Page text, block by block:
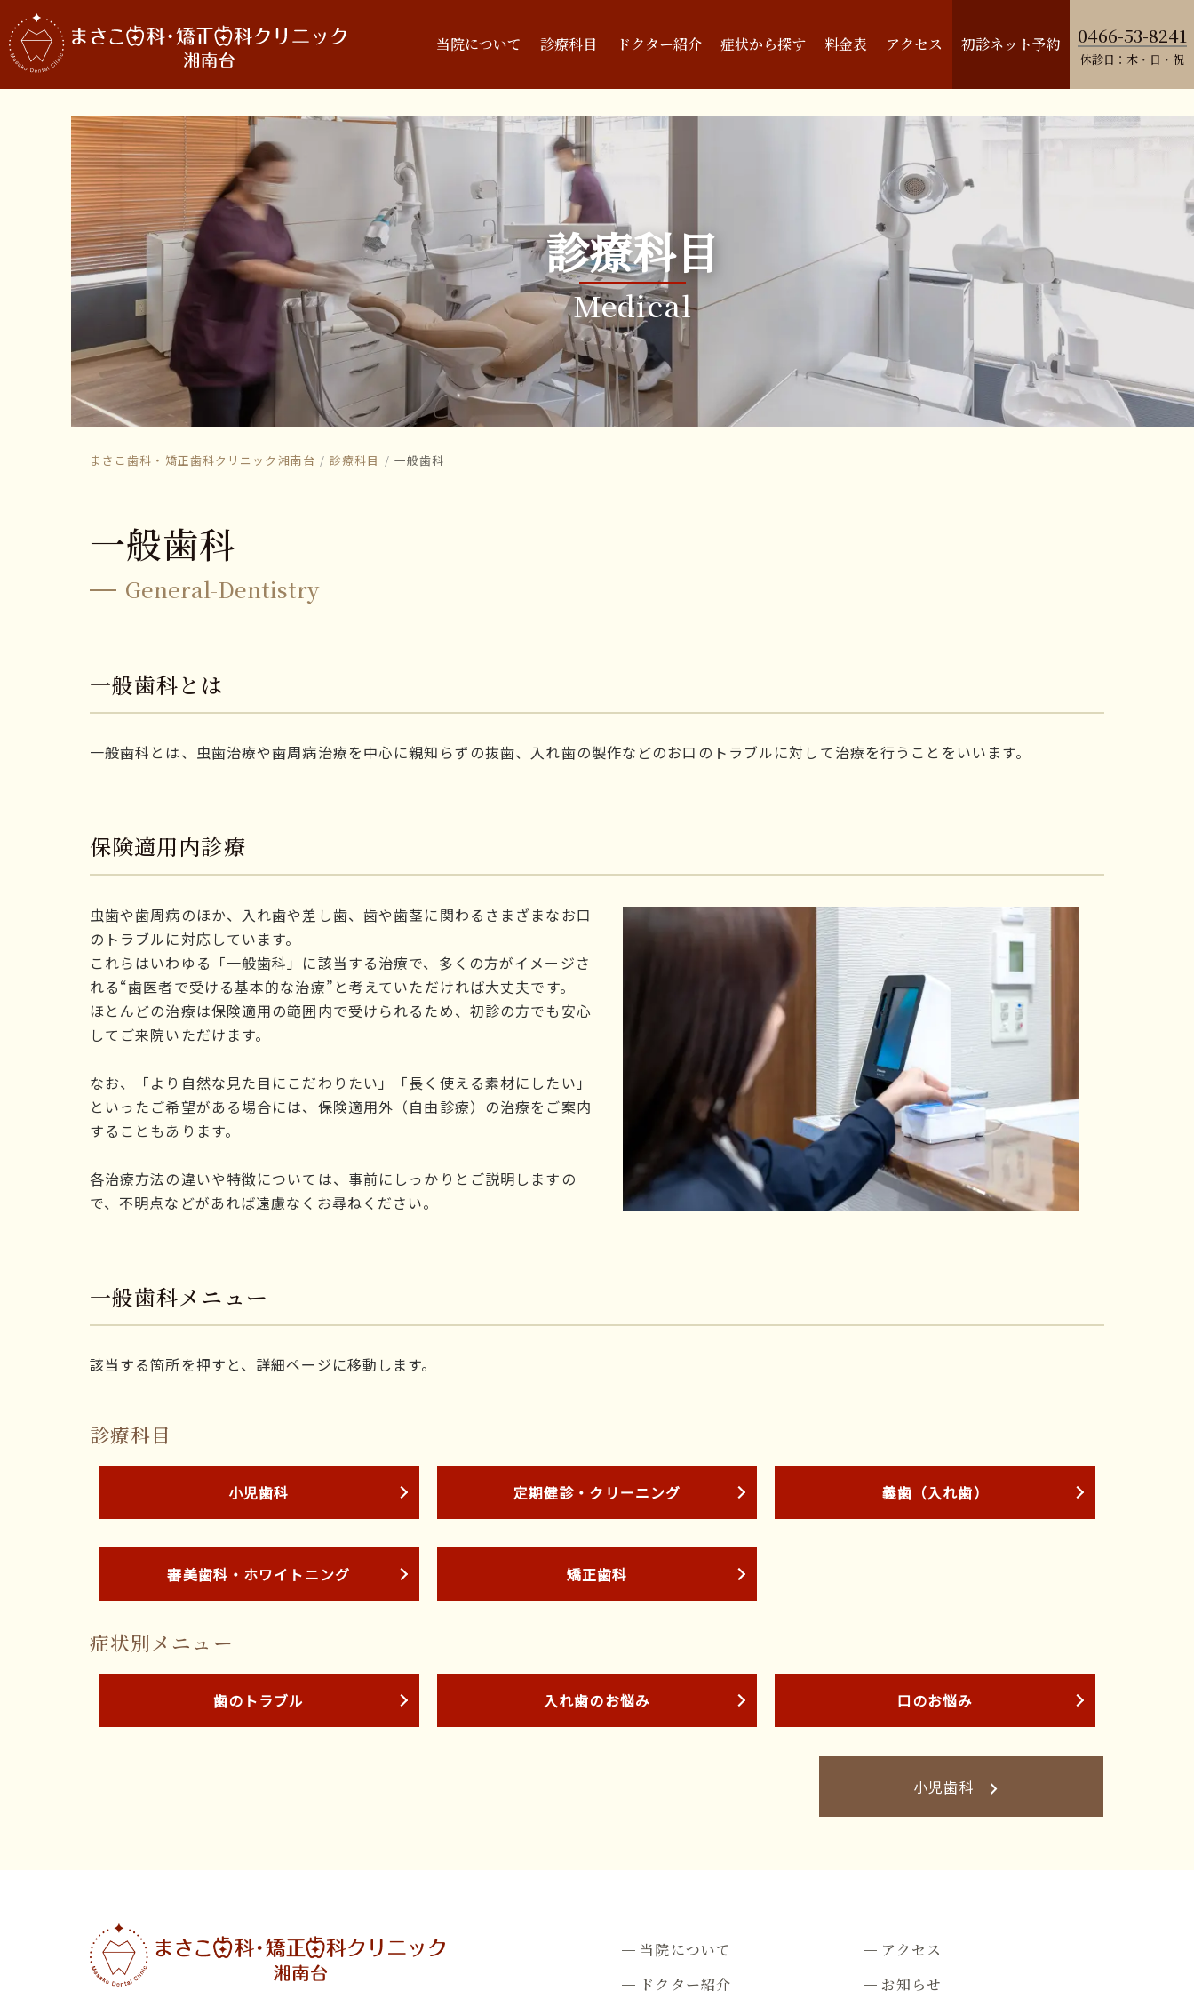
当院について 診療科目 ドクター紹介 症状から探す 料金表 アクセス 初診ネット予約 0466-53-8241
休診日：木・日・祝
診療科目
Medical
まさこ歯科・矯正歯科クリニック湘南台 診療科目 一般歯科
一般歯科
General-Dentistry
一般歯科とは
一般歯科とは、虫歯治療や歯周病治療を中心に親知らずの抜歯、入れ歯の製作などのお口のトラブルに対して治療を行うことをいいます。
保険適用内診療
虫歯や歯周病のほか、入れ歯や差し歯、歯や歯茎に関わるさまざまなお口
のトラブルに対応しています。
これらはいわゆる「一般歯科」に該当する治療で、多くの方がイメージさ
れる“歯医者で受ける基本的な治療”と考えていただければ大丈夫です。
ほとんどの治療は保険適用の範囲内で受けられるため、初診の方でも安心
してご来院いただけます。
なお、「より自然な見た目にこだわりたい」「長く使える素材にしたい」
といったご希望がある場合には、保険適用外（自由診療）の治療をご案内
することもあります。
各治療方法の違いや特徴については、事前にしっかりとご説明しますの
で、不明点などがあれば遠慮なくお尋ねください。
一般歯科メニュー
該当する箇所を押すと、詳細ページに移動します。
診療科目
小児歯科 定期健診・クリーニング 義歯（入れ歯）
審美歯科・ホワイトニング 矯正歯科
症状別メニュー
歯のトラブル 入れ歯のお悩み 口のお悩み
小児歯科 keyboard_arrow_right
当院について
ドクター紹介
アクセス
お知らせ